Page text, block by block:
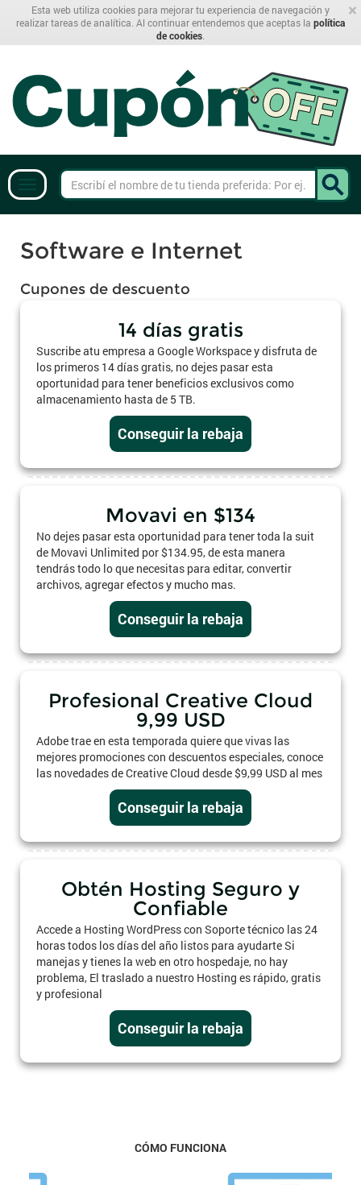
×
Esta web utiliza cookies para mejorar tu experiencia de navegación y
realizar tareas de analítica. Al continuar entendemos que aceptas la política
de cookies
Software e Internet
Cupones de descuento
14 días gratis
Suscribe atu empresa a Google Workspace y disfruta de
los primeros 14 días gratis, no dejes pasar esta
oportunidad para tener beneficios exclusivos como
almacenamiento hasta de 5 TB.
Conseguir la rebaja
Movavi en $134
No dejes pasar esta oportunidad para tener toda la suit
de Movavi Unlimited por $134.95, de esta manera
tendrás todo lo que necesitas para editar, convertir
archivos, agregar efectos y mucho mas.
Conseguir la rebaja
Profesional Creative Cloud
9,99 USD
Adobe trae en esta temporada quiere que vivas las
mejores promociones con descuentos especiales, conoce
las novedades de Creative Cloud desde $9,99 USD al mes
Conseguir la rebaja
Obtén Hosting Seguro y
Confiable
Accede a Hosting WordPress con Soporte técnico las 24
horas todos los días del año listos para ayudarte Si
manejas y tienes la web en otro hospedaje, no hay
problema, El traslado a nuestro Hosting es rápido, gratis
y profesional
Conseguir la rebaja
CÓMO FUNCIONA